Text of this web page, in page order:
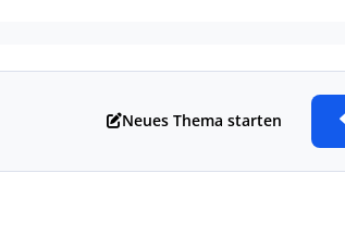
Neues Thema starten